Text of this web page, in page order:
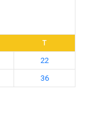
T
22
36